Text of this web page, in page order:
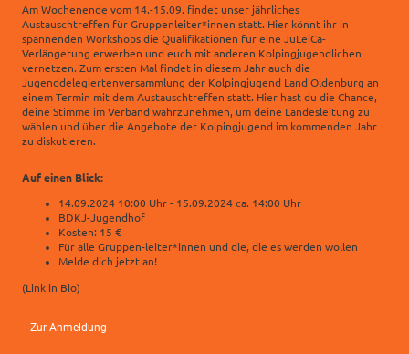
Am Wochenende vom 14.-15.09. findet unser jährliches
Austauschtreffen für Gruppenleiter*innen statt. Hier könnt ihr in
spannenden Workshops die Qualifikationen für eine JuLeiCa-
Verlängerung erwerben und euch mit anderen Kolpingjugendlichen
vernetzen. Zum ersten Mal findet in diesem Jahr auch die
Jugenddelegiertenversammlung der Kolpingjugend Land Oldenburg an
einem Termin mit dem Austauschtreffen statt. Hier hast du die Chance,
deine Stimme im Verband wahrzunehmen, um deine Landesleitung zu
wählen und über die Angebote der Kolpingjugend im kommenden Jahr
zu diskutieren.
Auf einen Blick:
14.09.2024 10:00 Uhr - 15.09.2024 ca. 14:00 Uhr
BDKJ-Jugendhof
Kosten: 15 €
Für alle Gruppen-leiter*innen und die, die es werden wollen
Melde dich jetzt an!
(Link in Bio)
Zur Anmeldung